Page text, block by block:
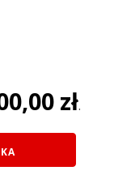
zł.